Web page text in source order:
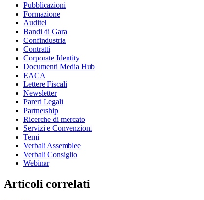
Pubblicazioni
Formazione
Auditel
Bandi di Gara
Confindustria
Contratti
Corporate Identity
Documenti Media Hub
EACA
Lettere Fiscali
Newsletter
Pareri Legali
Partnership
Ricerche di mercato
Servizi e Convenzioni
Temi
Verbali Assemblee
Verbali Consiglio
Webinar
Articoli correlati